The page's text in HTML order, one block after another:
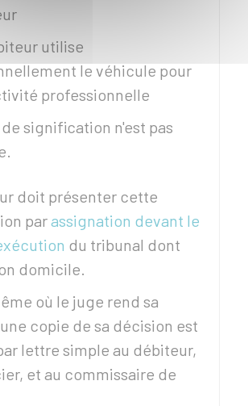
utilise
le véhicule pour
professionnelle
signification n'est pas
doit présenter cette
parassignation devant le
du tribunal dont
domicile.
où le juge rend sa
copie de sa décision est
lettre simple au débiteur,
et au commissaire de